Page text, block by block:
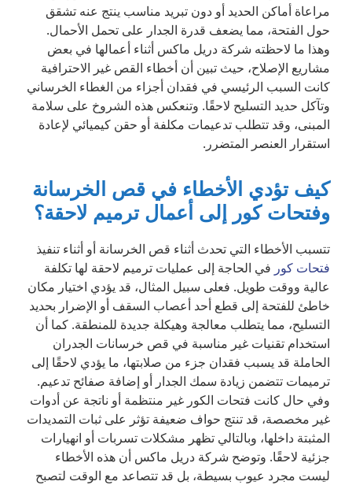
مراعاة أماكن الحديد أو دون تبريد مناسب ينتج عنه تشقق
حول الفتحة، مما يضعف قدرة الجدار على تحمل الأحمال.
وهذا ما لاحظته شركة دريل ماكس أثناء أعمالها في بعض
مشاريع الإصلاح، حيث تبين أن أخطاء القص غير الاحترافية
كانت السبب الرئيسي في فقدان أجزاء من الغطاء الخرساني
وتآكل حديد التسليح لاحقًا. وتنعكس هذه الشروخ على سلامة
المبنى، وقد تتطلب تدعيمات مكلفة أو حقن كيميائي لإعادة
استقرار العنصر المتضرر.
كيف تؤدي الأخطاء في قص الخرسانة
وفتحات كور إلى أعمال ترميم لاحقة؟
تتسبب الأخطاء التي تحدث أثناء قص الخرسانة أو أثناء تنفيذ
فتحات كور في الحاجة إلى عمليات ترميم لاحقة لها تكلفة
عالية ووقت طويل. فعلى سبيل المثال، قد يؤدي اختيار مكان
خاطئ للفتحة إلى قطع أحد أعصاب السقف أو الإضرار بحديد
التسليح، مما يتطلب معالجة وهيكلة جديدة للمنطقة. كما أن
استخدام تقنيات غير مناسبة في قص خرسانات الجدران
الحاملة قد يسبب فقدان جزء من صلابتها، ما يؤدي لاحقًا إلى
ترميمات تتضمن زيادة سمك الجدار أو إضافة صفائح تدعيم.
وفي حال كانت فتحات الكور غير منتظمة أو ناتجة عن أدوات
غير مخصصة، قد تنتج حواف ضعيفة تؤثر على ثبات التمديدات
المثبتة داخلها، وبالتالي تظهر مشكلات تسربات أو انهيارات
جزئية لاحقًا. وتوضح شركة دريل ماكس أن هذه الأخطاء
ليست مجرد عيوب بسيطة، بل قد تتصاعد مع الوقت لتصبح